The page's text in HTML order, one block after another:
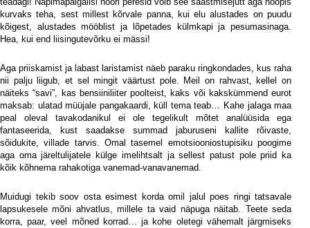
kurvaks teha, sest millest kõrvale panna, kui elu alustades on puudu
kõigest, alustades mööblist ja lõpetades külmkapi ja pesumasinaga.
Hea, kui end liisingutevõrku ei mässi!
Aga priiskamist ja labast laristamist näeb paraku ringkondades, kus raha
nii palju liigub, et sel mingit väärtust pole. Meil on rahvast, kellel on
näiteks “savi”, kas bensiiniliiter poolteist, kaks või kakskümmend eurot
maksab: ulatad müüjale pangakaardi, küll tema teab… Kahe jalaga maa
peal oleval tavakodanikul ei ole tegelikult mõtet analüüsida ega
fantaseerida, kust saadakse summad jaburuseni kallite rõivaste,
sõidukite, villade tarvis. Omal tasemel emotsiooniostupisiku poogime
aga oma järeltulijatele külge imelihtsalt ja sellest patust pole priid ka
kõik kõhnema rahakotiga vanemad-vanavanemad.
Muidugi tekib soov osta esimest korda omil jalul poes ringi tatsavale
lapsukesele mõni ahvatlus, millele ta vaid näpuga näitab. Teete seda
korra, paar, veel mõned korrad… ja kohe oletegi vähemalt järgmiseks